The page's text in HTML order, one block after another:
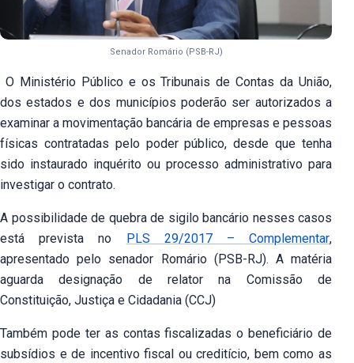
Senador Romário (PSB-RJ)
O Ministério Público e os Tribunais de Contas da União,
dos estados e dos municípios poderão ser autorizados a
examinar a movimentação bancária de empresas e pessoas
físicas contratadas pelo poder público, desde que tenha
sido instaurado inquérito ou processo administrativo para
investigar o contrato.
A possibilidade de quebra de sigilo bancário nesses casos
está prevista no
PLS 29/2017 – Complementar,
apresentado pelo senador Romário (PSB-RJ). A matéria
aguarda designação de relator na Comissão de
Constituição, Justiça e Cidadania (CCJ)
Também pode ter as contas fiscalizadas o beneficiário de
subsídios e de incentivo fiscal ou creditício, bem como as